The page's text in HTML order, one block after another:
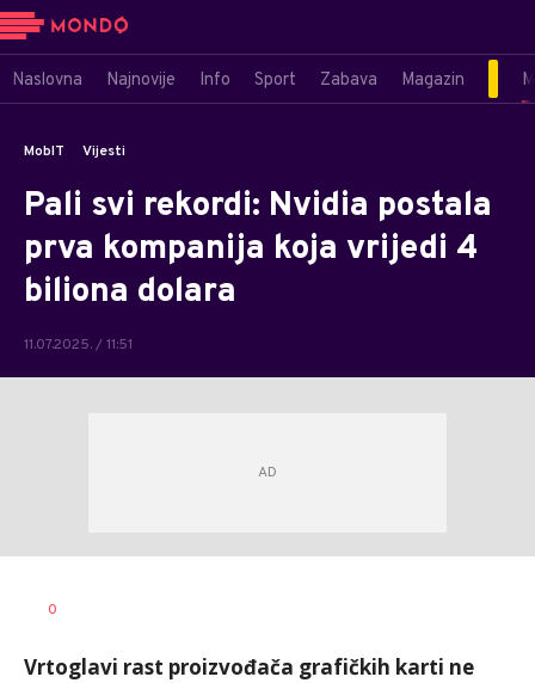
Naslovna Najnovije Info Sport Zabava Magazin
MobIT Vijesti
Pali svi rekordi: Nvidia postala
prva kompanija koja vrijedi 4
biliona dolara
11.07.2025. / 11:51
AUTOR
0
Vrtoglavi rast proizvođača grafičkih karti ne